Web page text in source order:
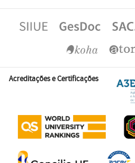
Acreditações e Certificações